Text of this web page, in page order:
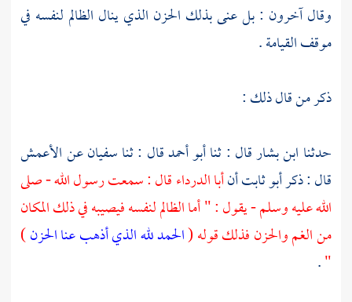
وقال آخرون : بل عنى بذلك الحزن الذي ينال الظالم لنفسه في
موقف القيامة .
ذكر من قال ذلك :
حدثنا ابن بشارقال : ثناأبو أحمدقال : ثناسفيانعنالأعمش
قال : ذكرأبو ثابتأنأبا الدرداءقال : سمعت رسول الله - صلى
الله عليه وسلم - يقول : " أما الظالم لنفسه فيصيبه في ذلك المكان
من الغم والحزن فذلك قوله (الحمد لله الذي أذهب عنا الحزن)
"
.